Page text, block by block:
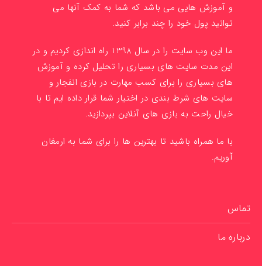
و آموزش هایی می باشد که شما به کمک آنها می
توانید پول خود را چند برابر کنید.
ما این وب سایت را در سال 1398 راه اندازی کردیم و در
این مدت سایت های بسیاری را تحلیل کرده و آموزش
های بسیاری را برای کسب مهارت در بازی انفجار و
سایت های شرط بندی در اختیار شما قرار داده ایم تا با
خیال راحت به بازی های آنلاین بپردازید.
با ما همراه باشید تا بهترین ها را برای شما به ارمغان
آوریم.
تماس
درباره ما